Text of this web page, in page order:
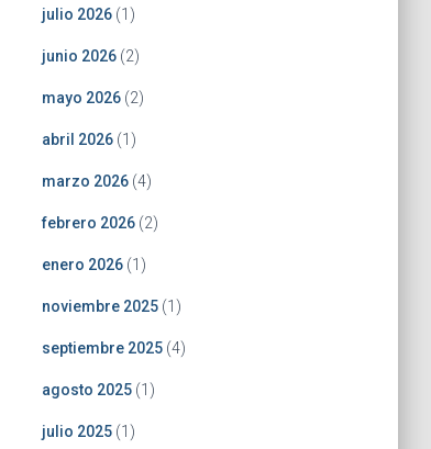
julio 2026(1)
junio 2026(2)
mayo 2026(2)
abril 2026(1)
marzo 2026(4)
febrero 2026(2)
enero 2026(1)
noviembre 2025(1)
septiembre 2025(4)
agosto 2025(1)
julio 2025(1)